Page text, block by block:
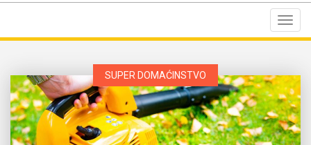
SUPER DOMAĆINSTVO